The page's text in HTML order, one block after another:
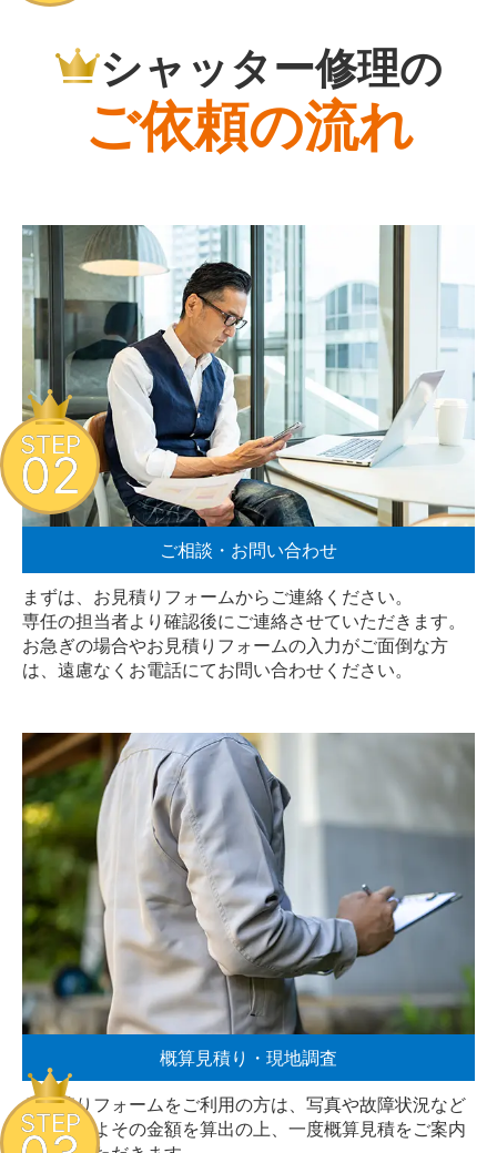
シャッター修理の
ご依頼の流れ
ご相談・お問い合わせ
まずは、お見積りフォームからご連絡ください。
専任の担当者より確認後にご連絡させていただきます。
お急ぎの場合やお見積りフォームの入力がご面倒な方
は、遠慮なく お電話にてお問い合わせください。
STEP
02
概算見積り・現地調査
お見積りフォームをご利用の方は、写真や故障状況など
からおおよその金額を算出の上、一度概算見積をご案内
STEP